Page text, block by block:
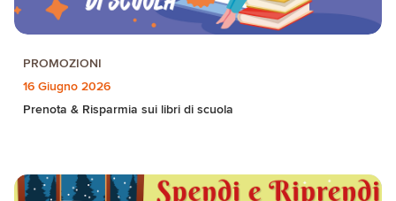
PROMOZIONI
16 Giugno 2026
Prenota & Risparmia sui libri di scuola